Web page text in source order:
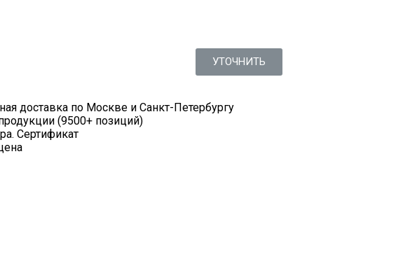
УТОЧНИТЬ
доставка по Москве и Санкт-Петербургу
(9500+ позиций)
Сертификат